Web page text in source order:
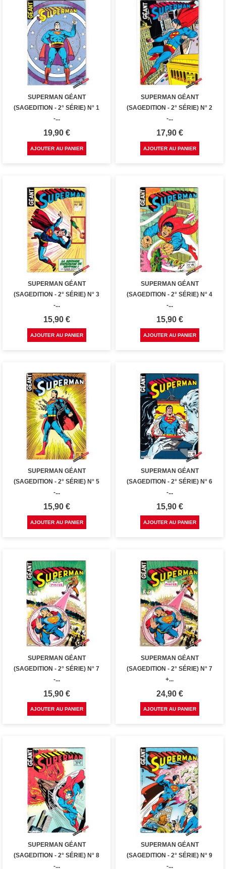
SUPERMAN GÉANT
(SAGEDITION - 2° SÉRIE) N° 1
-...
Prix
19,90 €
AJOUTER AU PANIER
SUPERMAN GÉANT
(SAGEDITION - 2° SÉRIE) N° 2
-...
Prix
17,90 €
AJOUTER AU PANIER
SUPERMAN GÉANT
(SAGEDITION - 2° SÉRIE) N° 3
-...
Prix
15,90 €
AJOUTER AU PANIER
SUPERMAN GÉANT
(SAGEDITION - 2° SÉRIE) N° 4
-...
Prix
15,90 €
AJOUTER AU PANIER
SUPERMAN GÉANT
(SAGEDITION - 2° SÉRIE) N° 5
-...
Prix
15,90 €
AJOUTER AU PANIER
SUPERMAN GÉANT
(SAGEDITION - 2° SÉRIE) N° 6
-...
Prix
15,90 €
AJOUTER AU PANIER
SUPERMAN GÉANT
(SAGEDITION - 2° SÉRIE) N° 7
-...
Prix
15,90 €
AJOUTER AU PANIER
SUPERMAN GÉANT
(SAGEDITION - 2° SÉRIE) N° 7
+...
Prix
24,90 €
AJOUTER AU PANIER
SUPERMAN GÉANT
(SAGEDITION - 2° SÉRIE) N° 8
-...
SUPERMAN GÉANT
(SAGEDITION - 2° SÉRIE) N° 9
-...